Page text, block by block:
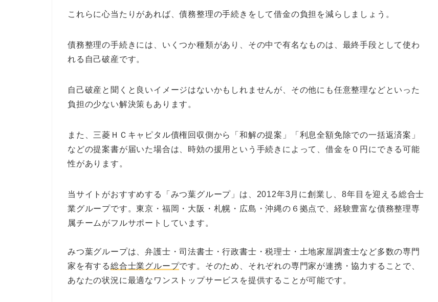
これらに心当たりがあれば、債務整理の手続きをして借金の負担を減らしましょう。
債務整理の手続きには、いくつか種類があり、その中で有名なものは、最終手段として使わ
れる自己破産です。
自己破産と聞くと良いイメージはないかもしれませんが、その他にも任意整理などといった
負担の少ない解決策もあります。
また、三菱ＨＣキャピタル債権回収側から「和解の提案」「利息全額免除での一括返済案」
などの提案書が届いた場合は、時効の援用という手続きによって、借金を０円にできる可能
性があります。
当サイトがおすすめする「みつ葉グループ」は、2012年3月に創業し、8年目を迎える総合士
業グループです。東京・福岡・大阪・札幌・広島・沖縄の６拠点で、経験豊富な債務整理専
属チームがフルサポートしています。
みつ葉グループは、弁護士・司法書士・行政書士・税理士・土地家屋調査士など多数の専門
家を有する総合士業グループです。そのため、それぞれの専門家が連携・協力することで、
あなたの状況に最適なワンストップサービスを提供することが可能です。